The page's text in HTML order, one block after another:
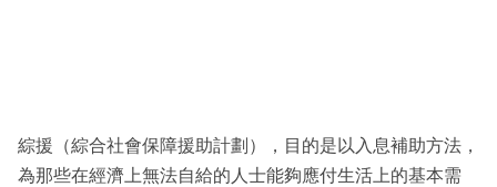
區
綜援（綜合社會保障援助計劃），目的是以入息補助方法，
為那些在經濟上無法自給的人士能夠應付生活上的基本需